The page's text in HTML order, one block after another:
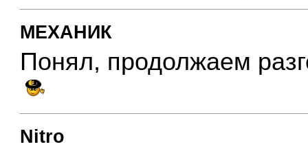
МЕХАНИК
Понял, продолжаем
Nitro